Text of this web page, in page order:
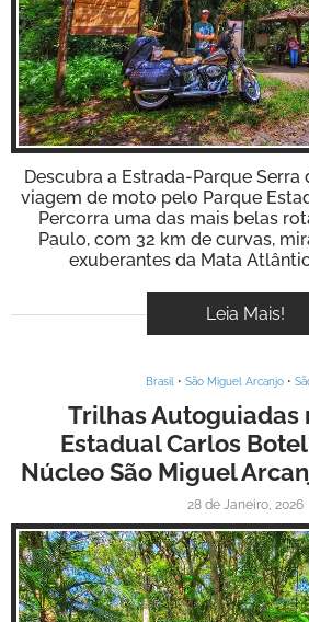
VÍDEOS
Inspire-se!
Descubra a Estrada-Parque Serra
viagem de moto pelo Parque
Percorra uma das mais belas
Paulo, com 32 km de curvas,
exuberantes da Mata
Leia Mais!
Brasil • São Miguel Arcanjo •
Trilhas Autoguiadas
Estadual Carlos
Núcleo São Miguel
28 de Janeiro, 2026